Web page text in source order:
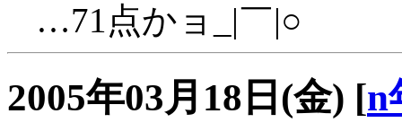
…71点かョ_|￣|○
2005年03月18日(金) [n